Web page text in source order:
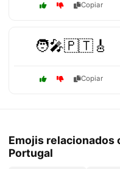
Copiar
🧑‍🎤🇵🇹🎸
Copiar
Emojis relacionados
Portugal